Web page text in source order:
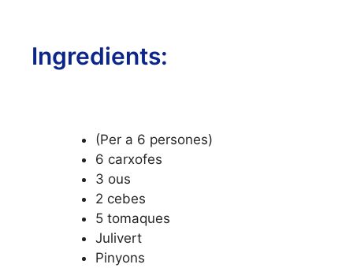
Ingredients:
(Per a 6 persones)
6 carxofes
3 ous
2 cebes
5 tomaques
Julivert
Pinyons